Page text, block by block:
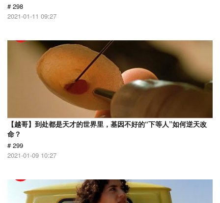
# 298
2021-01-11 09:27
【越哥】到处都是天才的世界里，基因不好的“下等人”如何逆天改
命？
# 299
2021-01-09 10:27